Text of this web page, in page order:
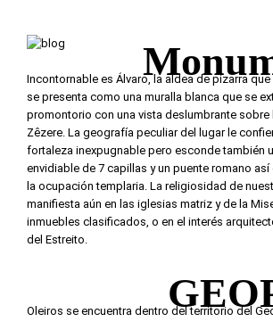
Incontornable es Álvaro, la aldea de pizarra
se presenta como una muralla blanca que se
promontorio con una vista deslumbrante sobre
Zêzere. La geografía peculiar del lugar le
fortaleza inexpugnable pero esconde también
envidiable de 7 capillas y un puente romano
la ocupación templaria. La religiosidad de
manifiesta aún en las iglesias matriz y de la
inmuebles clasificados, o en el interés
del Estreito.
Oleiros se encuentra dentro del territorio del